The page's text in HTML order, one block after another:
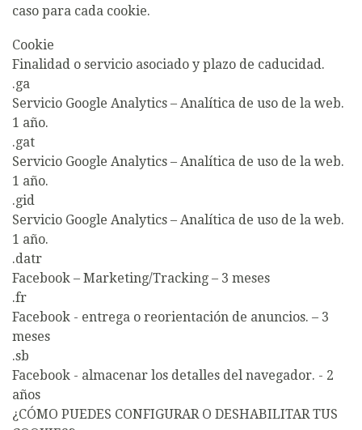
caso para cada cookie.
Cookie
Finalidad o servicio asociado y plazo de caducidad.
.ga
Servicio Google Analytics – Analítica de uso de la web.
1 año.
.gat
Servicio Google Analytics – Analítica de uso de la web.
1 año.
.gid
Servicio Google Analytics – Analítica de uso de la web.
1 año.
.datr
Facebook – Marketing/Tracking – 3 meses
.fr
Facebook - entrega o reorientación de anuncios. – 3
meses
.sb
Facebook - almacenar los detalles del navegador. - 2
años
¿CÓMO PUEDES CONFIGURAR O DESHABILITAR TUS